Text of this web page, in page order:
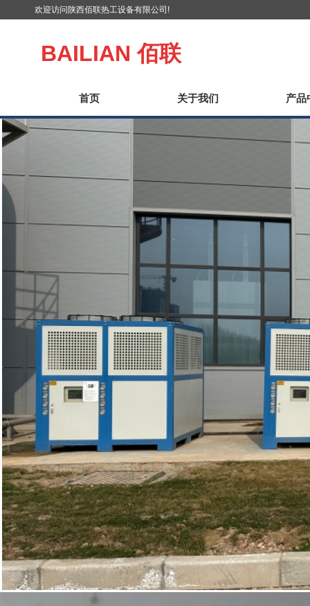
欢迎访问陕西佰联热工设备有限公司!
BAILIAN佰联
首页 关于我们 产品